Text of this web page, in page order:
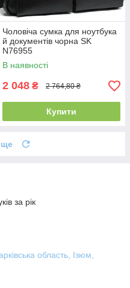
Чоловіча сумка для ноутбука
й документів чорна SK
N76955
В наявності
2 048 ₴ 2 764,80 ₴
Купити
ще
за рік
область, Ізюм,